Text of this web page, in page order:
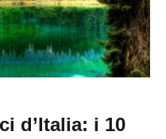
d’Italia: i 10